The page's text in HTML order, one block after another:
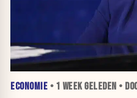
ECONOMIE • 1 WEEKGELEDEN •